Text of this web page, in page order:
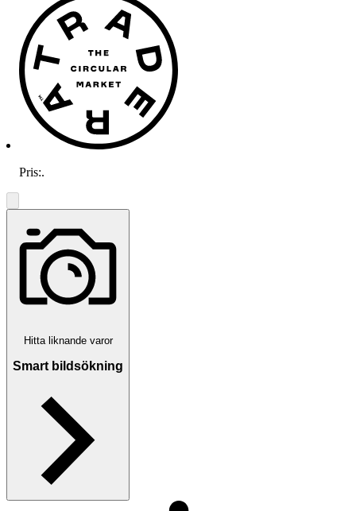
Pris:.
Hitta liknande varor
Smart bildsökning